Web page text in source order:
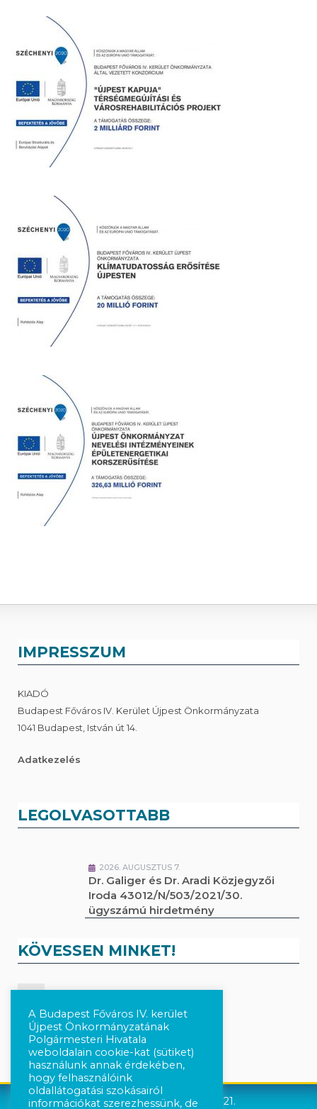
IMPRESSZUM
KIADÓ
Budapest Főváros IV. Kerület Újpest Önkormányzata
1041 Budapest, István út 14.
Adatkezelés
LEGOLVASOTTABB
2026. AUGUSZTUS 7.
Dr. Galiger és Dr. Aradi Közjegyzői
Iroda 43012/N/503/2021/30.
ügyszámú hirdetmény
KÖVESSEN MINKET!
Követés Instagram-on
Újpest Önkormányzata © 2021.
A Budapest Főváros IV. kerület
Újpest Önkormányzatának
Polgármesteri Hivatala
weboldalain cookie-kat (sütiket)
használunk annak érdekében,
hogy felhasználóink
oldallátogatási szokásairól
információkat szerezhessünk, de